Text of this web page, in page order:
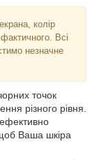
колір
Всі
незначне
точок
різного рівня.
щоб Ваша шкіра